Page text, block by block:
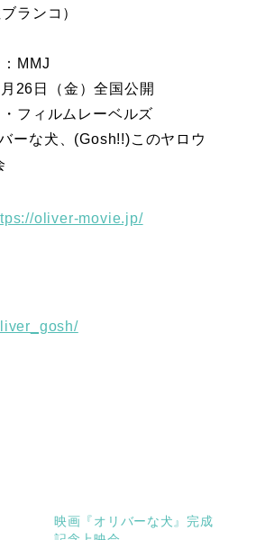
ランコ）
MMJ
26日（金）全国公開
フィルムレーベルズ
ーな犬、(Gosh!!)このヤロウ
oliver-movie.jp/
映画『オリバーな犬』完成